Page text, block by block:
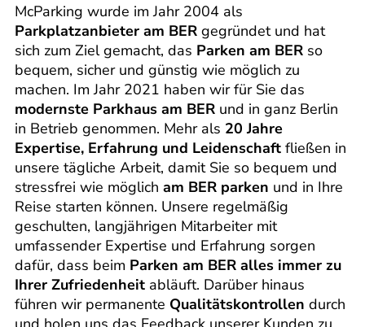
McParking wurde im Jahr 2004 als
Parkplatzanbieter am BER gegründet und hat
sich zum Ziel gemacht, das Parken am BER so
bequem, sicher und günstig wie möglich zu
machen. Im Jahr 2021 haben wir für Sie das
modernste Parkhaus am BER und in ganz Berlin
in Betrieb genommen. Mehr als 20 Jahre
Expertise, Erfahrung und Leidenschaft fließen in
unsere tägliche Arbeit, damit Sie so bequem und
stressfrei wie möglich am BER parken und in Ihre
Reise starten können. Unsere regelmäßig
geschulten, langjährigen Mitarbeiter mit
umfassender Expertise und Erfahrung sorgen
dafür, dass beim Parken am BER alles immer zu
Ihrer Zufriedenheit abläuft. Darüber hinaus
führen wir permanente Qualitätskontrollen durch